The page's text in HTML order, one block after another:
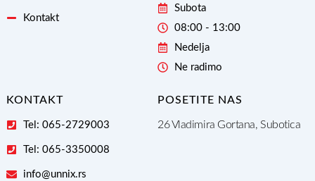
Kontakt
Subota
08:00 - 13:00
Nedelja
Ne radimo
KONTAKT
Tel: 065-2729003
Tel: 065-3350008
info@unnix.rs
POSETITE NAS
26 Vladimira Gortana, Subotica